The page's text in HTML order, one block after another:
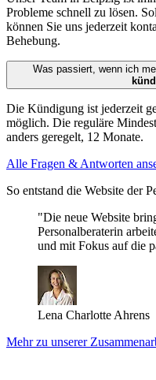
Probleme schnell zu lösen.
können Sie uns jederzeit
Behebung.
Was passiert, wenn ich
Die Kündigung ist jederzeit
möglich. Die reguläre
anders geregelt, 12 Monate.
Alle Fragen & Antworten
So entstand die Website der
"Die neue Website
Personalberaterin
und mit Fokus auf die
Lena Charlotte Ahrens
Mehr zu unserer